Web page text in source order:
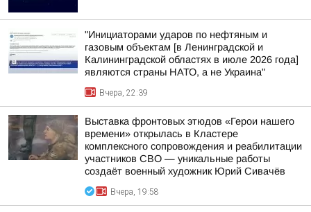
"Инициаторами ударов по нефтяным и
газовым объектам [в Ленинградской и
Калининградской областях в июле 2026 года]
являются страны НАТО, а не Украина"
Вчера, 22:39
Выставка фронтовых этюдов «Герои нашего
времени» открылась в Кластере
комплексного сопровождения и реабилитации
участников СВО — уникальные работы
создаёт военный художник Юрий Сивачёв
Вчера, 19:58